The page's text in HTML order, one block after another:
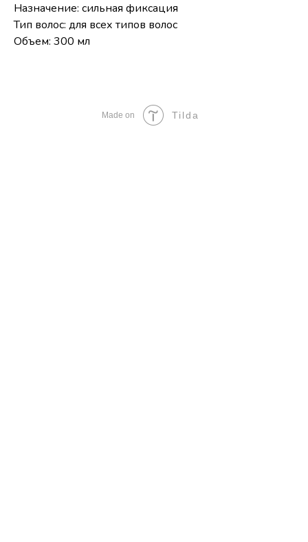
Назначение: сильная фиксация
Тип волос: для всех типов волос
Объем: 300 мл
Made on Tilda